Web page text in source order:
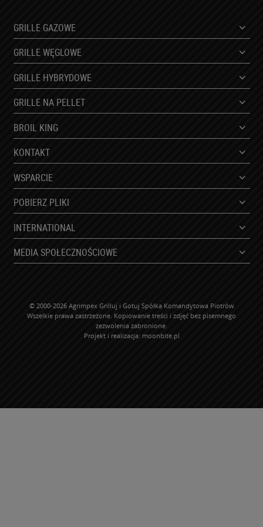
momentu wycofania zgody.
brak podania danych osobowych uniemożliwi realizację
Podane dane nie będą podlegały profilowaniu.
GRILLE GAZOWE
GRILLE WĘGLOWE
GRILLE HYBRYDOWE
GRILLE NA PELLET
BROIL KING
KONTAKT
WSPARCIE
POBIERZ PLIKI
INTERNATIONAL
MEDIA SPOŁECZNOŚCIOWE
© 2000-2026 Agrimpex Grilluj i Gotuj Spółka Komandytowa Piotrów
Wszelkie prawa zastrzeżone. Kopiowanie treści i zdjęć bez pisemnego
zezwolenia zabronione.
Projekt i realizacja: moonbite.pl